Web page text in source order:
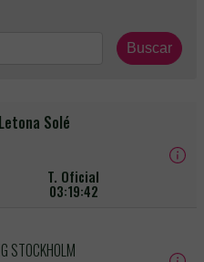
Buscar
Solé
T. Oficial
03:19:42
STOCKHOLM